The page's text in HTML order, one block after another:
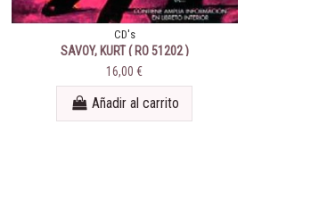
CD's
SAVOY, KURT ( RO 51202 )
16,00 €
Añadir al carrito